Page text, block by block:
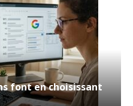
font en choisissant